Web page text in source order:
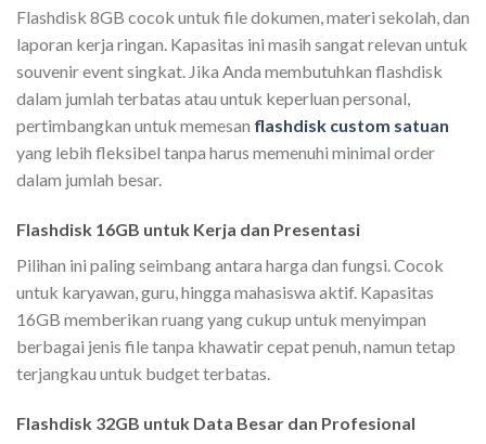
Flashdisk 8GB cocok untuk file dokumen, materi sekolah, dan
laporan kerja ringan. Kapasitas ini masih sangat relevan untuk
souvenir event singkat. Jika Anda membutuhkan flashdisk
dalam jumlah terbatas atau untuk keperluan personal,
pertimbangkan untuk memesan flashdisk custom satuan
yang lebih fleksibel tanpa harus memenuhi minimal order
dalam jumlah besar.
Flashdisk 16GB untuk Kerja dan Presentasi
Pilihan ini paling seimbang antara harga dan fungsi. Cocok
untuk karyawan, guru, hingga mahasiswa aktif. Kapasitas
16GB memberikan ruang yang cukup untuk menyimpan
berbagai jenis file tanpa khawatir cepat penuh, namun tetap
terjangkau untuk budget terbatas.
Flashdisk 32GB untuk Data Besar dan Profesional